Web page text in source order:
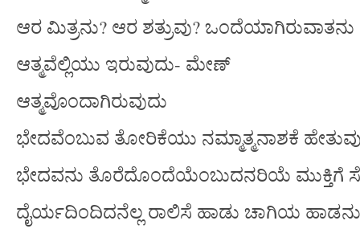
ಆರ ಮಿತ್ರನು? ಆರ ಶತ್ರುವು? ಒಂದೆಯಾಗಿರುವಾತನು
ಆತ್ಮವೆಲ್ಲಿಯು ಇರುವುದು- ಮೇಣ್
ಆತ್ಮವೊಂದಾಗಿರುವುದು
ಭೇದವೆಂಬುವ ತೋರಿಕೆಯು ನಮ್ಮಾತ್ಮನಾಶಕೆ
ಭೇದವನು ತೊರೆದೊಂದೆಯೆಂಬುದನರಿಯೆ ಮುಕ್ತಿಗೆ
ದೈರ್ಯದಿಂದಿದನೆಲ್ಲ ರಾಲಿಸೆ ಹಾಡು ಚಾಗಿಯ